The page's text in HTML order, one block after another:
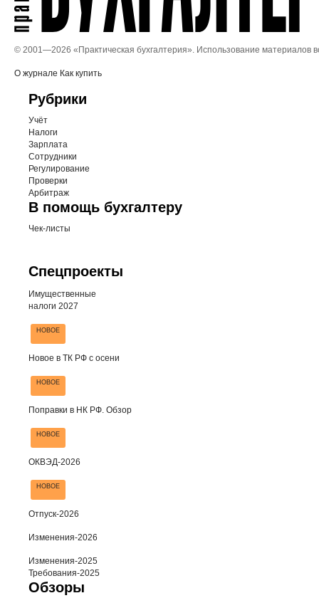
© 2001—2026 «Практическая бухгалтерия». Использование
О журнале Как купить
Рубрики
Учёт
Налоги
Зарплата
Сотрудники
Регулирование
Проверки
Арбитраж
В помощь бухгалтеру
Чек-листы
Спецпроекты
Имущественные
налоги 2027
НОВОЕ
Новое в ТК РФ с осени
НОВОЕ
Поправки в НК РФ. Обзор
НОВОЕ
ОКВЭД-2026
НОВОЕ
Отпуск-2026
Изменения-2026
Изменения-2025
Требования-2025
Обзоры